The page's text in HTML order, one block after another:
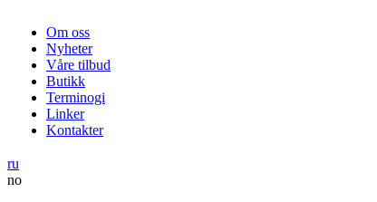
Om oss
Nyheter
Våre tilbud
Butikk
Terminogi
Linker
Kontakter
ru
no